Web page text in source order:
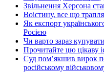
Звільнення Херсона
Воістину, все що
Як експорт
Росією
Чи варто зараз
Прочитайте цю цікаву
Суд пом’якшив вирок
російському